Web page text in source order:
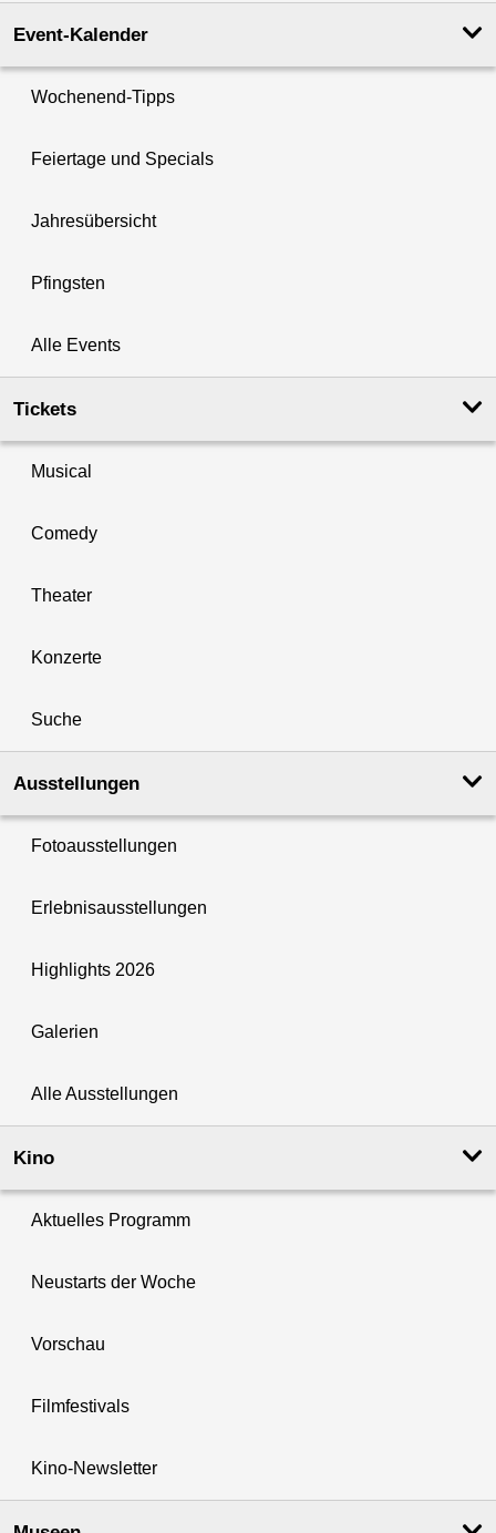
Event-Kalender
Wochenend-Tipps
Feiertage und Specials
Jahresübersicht
Pfingsten
Alle Events
Tickets
Musical
Comedy
Theater
Konzerte
Suche
Ausstellungen
Fotoausstellungen
Erlebnisausstellungen
Highlights 2026
Galerien
Alle Ausstellungen
Kino
Aktuelles Programm
Neustarts der Woche
Vorschau
Filmfestivals
Kino-Newsletter